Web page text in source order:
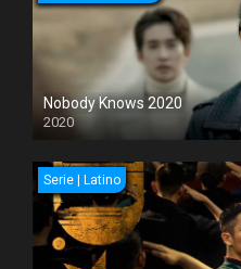
Nobody Knows 2020
2020
Serie | Latino